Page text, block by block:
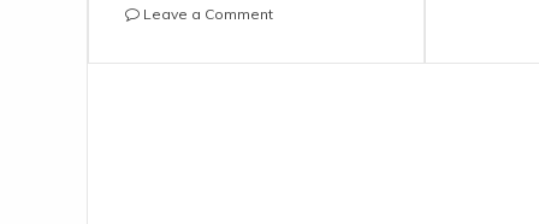
Leave a Commenton
Indonesia